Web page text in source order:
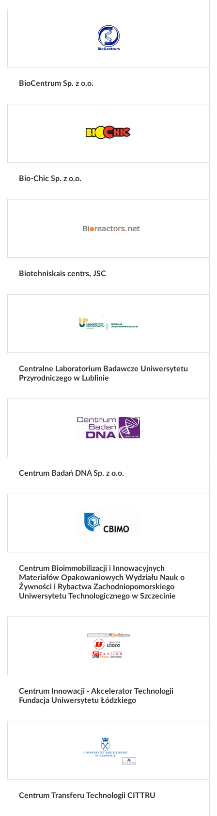
BioCentrum Sp. z o.o.
Bio-Chic Sp. z o.o.
Biotehniskais centrs, JSC
Centralne Laboratorium Badawcze Uniwersytetu
Przyrodniczego w Lublinie
Centrum Badań DNA Sp. z o.o.
Centrum Bioimmobilizacji i Innowacyjnych
Materiałów Opakowaniowych Wydziału Nauk o
Żywności i Rybactwa Zachodniopomorskiego
Uniwersytetu Technologicznego w Szczecinie
Centrum Innowacji - Akcelerator Technologii
Fundacja Uniwersytetu Łódzkiego
Centrum Transferu Technologii CITTRU